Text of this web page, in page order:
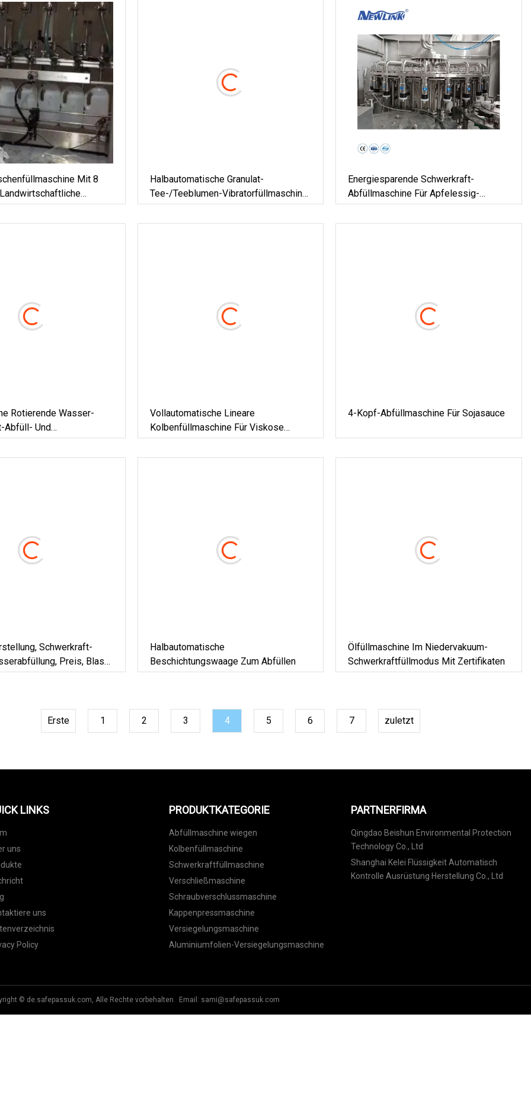
Mit 8
Pestizide, Insektizide,
Halbautomatische Granulat-
Tee-/Teeblumen-Vibratorfüllmaschine,
Nettogewichtsmaschine, Wiege-, Füll-
Und Verpackungsmaschine
Energiesparende Schwerkraft-
Abfüllmaschine Für Apfelessig-
Plastikflaschen
Rotierende Wasser-
Abfüll- Und
Vollautomatische Lineare
Kolbenfüllmaschine Für Viskose
Flüssigkeiten
4-Kopf-Abfüllmaschine Für Sojasauce
Schwerkraft-
Preis, Blas-
Halbautomatische
Beschichtungswaage Zum Abfüllen
Ölfüllmaschine Im Niedervakuum-
Schwerkraftfüllmodus Mit Zertifikaten
Erste 1 2 3 4 5 6 7 zuletzt
LINKS
uns
uns
Policy
PRODUKTKATEGORIE
Abfüllmaschine wiegen
Kolbenfüllmaschine
Schwerkraftfüllmaschine
Verschließmaschine
Schraubverschlussmaschine
Kappenpressmaschine
Versiegelungsmaschine
Aluminiumfolien-Versiegelungsmaschine
PARTNERFIRMA
Qingdao Beishun Environmental Protection
Technology Co., Ltd
Shanghai Kelei Flüssigkeit Automatisch
Kontrolle Ausrüstung Herstellung Co., Ltd
© de.safepassuk.com, Alle Rechte vorbehalten. Email: sami@safepassuk.com